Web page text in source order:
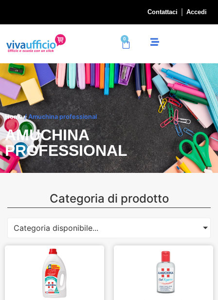
Contattaci Accedi
0
Home/ Amuchina professional
AMUCHINA
PROFESSIONAL
Categoria di prodotto
Categoria disponibile...